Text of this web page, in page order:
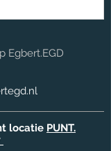
Egbert.EGD
locatie PUNT.